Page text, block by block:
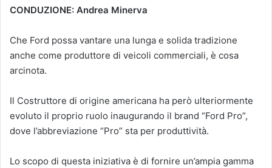
CONDUZIONE: Andrea Minerva
Che Ford possa vantare una lunga e solida tradizione
anche come produttore di veicoli commerciali, è cosa
arcinota.
Il Costruttore di origine americana ha però ulteriormente
evoluto il proprio ruolo inaugurando il brand “Ford Pro”,
dove l’abbreviazione “Pro” sta per produttività.
Lo scopo di questa iniziativa è di fornire un’ampia gamma